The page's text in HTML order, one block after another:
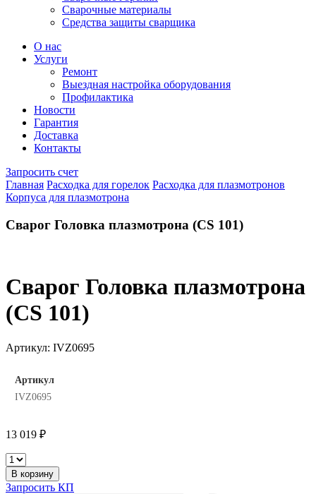
Сварочные материалы
Средства защиты сварщика
О нас
Услуги
Ремонт
Выездная настройка оборудования
Профилактика
Новости
Гарантия
Доставка
Контакты
Запросить счет
Главная Расходка для горелок Расходка для плазмотронов
Корпуса для плазмотрона
Сварог Головка плазмотрона (CS 101)
Сварог Головка плазмотрона
(CS 101)
Артикул: IVZ0695
Артикул
IVZ0695
13 019 ₽
Сварог
Головка
плазмотрона
В корзину
Запросить КП